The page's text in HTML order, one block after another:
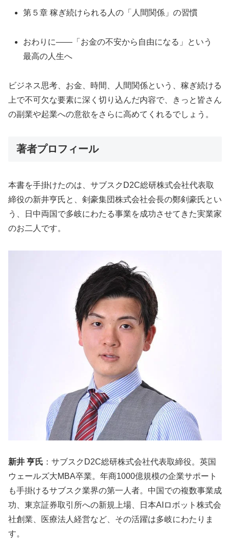
第５章 稼ぎ続けられる人の「人間関係」の習慣
おわりに――「お金の不安から自由になる」という
最高の人生へ
ビジネス思考、お金、時間、人間関係という、稼ぎ続ける
上で不可欠な要素に深く切り込んだ内容で、きっと皆さん
の副業や起業への意欲をさらに高めてくれるでしょう。
著者プロフィール
本書を手掛けたのは、サブスクD2C総研株式会社代表取
締役の新井亨氏と、剣豪集団株式会社会長の鄭剣豪氏とい
う、日中両国で多岐にわたる事業を成功させてきた実業家
のお二人です。
新井 亨氏 ：サブスクD2C総研株式会社代表取締役。英国
ウェールズ大MBA卒業。年商1000億規模の企業サポート
も手掛けるサブスク業界の第一人者。中国での複数事業成
功、東京証券取引所への新規上場、日本AIロボット株式会
社創業、医療法人経営など、その活躍は多岐にわたりま
す。